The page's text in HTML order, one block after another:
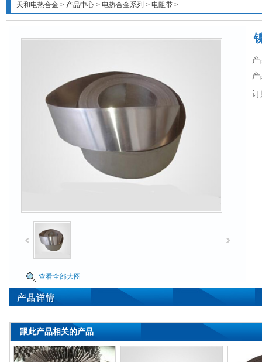
天和电热合金 > 产品中心 > 电热合金系列 > 电阻带 >
查看全部大图
订
跟此产品相关的产品